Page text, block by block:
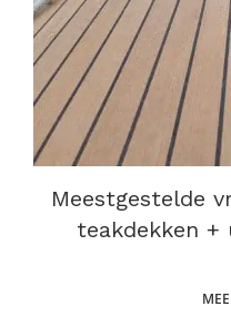
Meestgestelde
teakdekken +